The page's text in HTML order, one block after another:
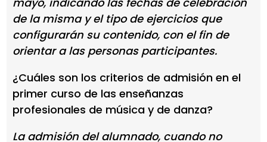
de la misma y el tipo de ejercicios que
configurarán su contenido, con el fin de
orientar a las personas participantes.
¿Cuáles son los criterios de admisión en el
primer curso de las enseñanzas
profesionales de música y de danza?
La admisión del alumnado, cuando no